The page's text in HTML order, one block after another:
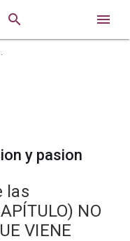
 
y pasion
y pasion
las
NO
VIENE